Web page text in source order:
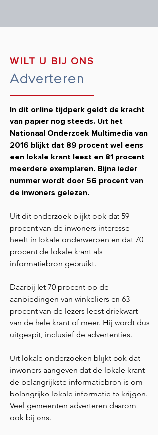
WILT U BIJ ONS
Adverteren
In dit online tijdperk geldt de kracht
van papier nog steeds. Uit het
Nationaal Onderzoek Multimedia van
2016 blijkt dat 89 procent wel eens
een lokale krant leest en 81 procent
meerdere exemplaren. Bijna ieder
nummer wordt door 56 procent van
de inwoners gelezen.
Uit dit onderzoek blijkt ook dat 59
procent van de inwoners interesse
heeft in lokale onderwerpen en dat 70
procent de lokale krant als
informatiebron gebruikt.
Daarbij let 70 procent op de
aanbiedingen van winkeliers en 63
procent van de lezers leest driekwart
van de hele krant of meer. Hij wordt dus
uitgespit, inclusief de advertenties.
Uit lokale onderzoeken blijkt ook dat
inwoners aangeven dat de lokale krant
de belangrijkste informatiebron is om
belangrijke lokale informatie te krijgen.
Veel gemeenten adverteren daarom
ook bij ons.